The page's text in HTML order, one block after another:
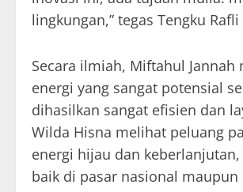
lingkungan,” tegas Tengku
Secara ilmiah, Miftahul
energi yang sangat potensial
dihasilkan sangat efisien dan
Wilda Hisna melihat peluang
energi hijau dan
baik di pasar nasional maupun